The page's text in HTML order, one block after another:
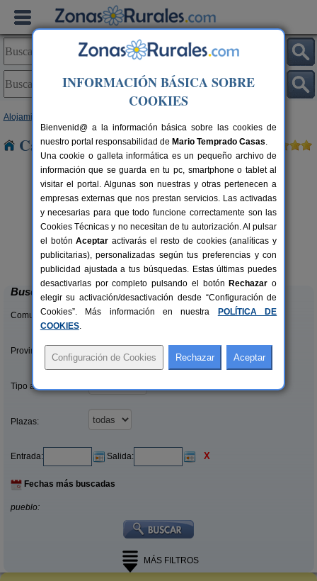
Alojamientos
Casas Rurales cerca de Cortegada
16+4 pers.
desde25 €
Casa Ramirás
Ramirás (Ourense)
Buscar
Comunidades:
Provincias/Islas:
Tipo alquiler:
Plazas:
Entrada: Salida: X
Fechas más buscadas
pueblo:
MÁS FILTROS
INFORMACIÓN BÁSICA SOBRE
COOKIES
Bienvenid@ a la información básica sobre las cookies de
nuestro portal responsabilidad de Mario Temprado Casas.
Una cookie o galleta informática es un pequeño archivo de
información que se guarda en tu pc, smartphone o tablet al
visitar el portal. Algunas son nuestras y otras pertenecen a
empresas externas que nos prestan servicios. Las activadas
y necesarias para que todo funcione correctamente son las
Cookies Técnicas y no necesitan de tu autorización. Al pulsar
el botónAceptar activarás el resto de cookies (analíticas y
publicitarias), personalizadas según tus preferencias y con
publicidad ajustada a tus búsquedas. Estas últimas puedes
desactivarlas por completo pulsando el botón Rechazar o
elegir su activación/desactivación desde “Configuración de
Cookies”. Más información en nuestra
POLÍTICA DE
COOKIES.